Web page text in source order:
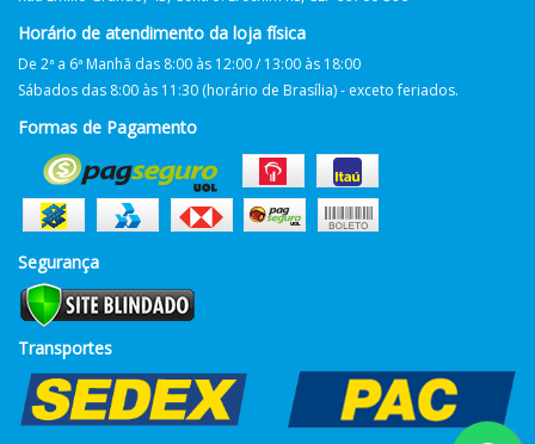
Horário de atendimento da loja física
De 2ª a 6ª Manhã das 8:00 às 12:00 / 13:00 às 18:00
Sábados das 8:00 às 11:30 (horário de Brasília) - exceto feriados.
Formas de Pagamento
Segurança
Transportes